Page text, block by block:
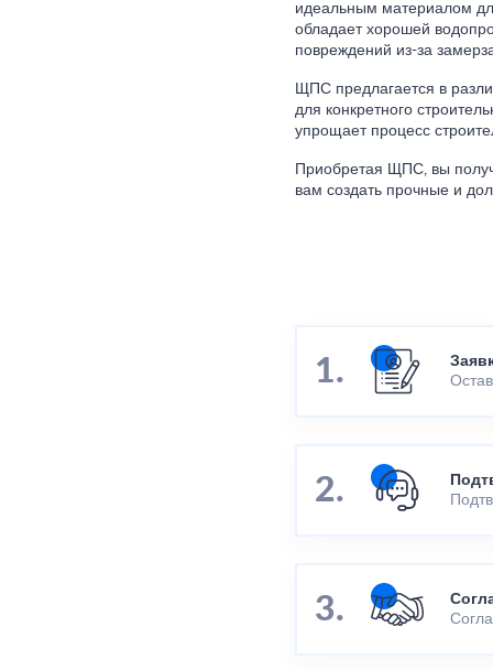
идеальным материалом
обладает хорошей
повреждений из-за
ЩПС предлагается в
для конкретного
упрощает процесс
Приобретая ЩПС, вы
вам создать прочные и